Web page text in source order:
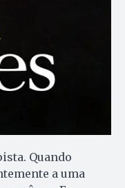
Quando
a uma